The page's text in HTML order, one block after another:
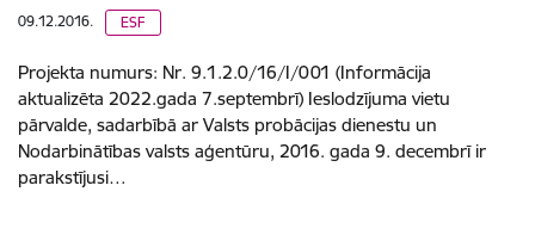
09.12.2016. ESF
Projekta numurs: Nr. 9.1.2.0/16/I/001 (Informācija
aktualizēta 2022.gada 7.septembrī) Ieslodzījuma vietu
pārvalde, sadarbībā ar Valsts probācijas dienestu un
Nodarbinātības valsts aģentūru, 2016. gada 9. decembrī ir
parakstījusi…